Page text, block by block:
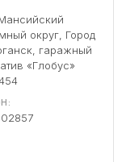
округ, Город
гаражный
«Глобус»